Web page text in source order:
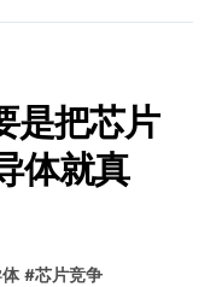
是把芯片
体就真
#芯片竞争